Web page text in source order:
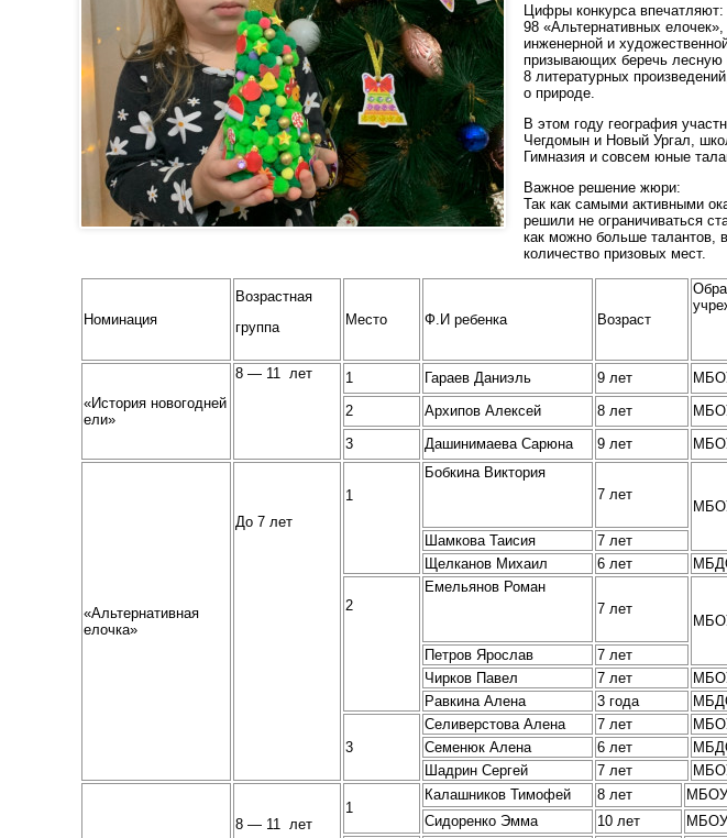
Цифры конкурса впечатляют:
98 «Альтернативных
инженерной и
призывающих беречь лесную
8 литературных
о природе.
В этом году география
Чегдомын и Новый Ургал,
Гимназия и совсем юные
Важное решение жюри:
Так как самыми активными
решили не ограничиваться
как можно больше талантов,
количество призовых мест.
Номинация
Возрастная
группа
Место Ф.И ребенка Возраст
«История новогодней
ели»
8 — 11 лет 1 Гараев Даниэль 9 лет
2
Архипов Алексей 8 лет
3
Дашинимаева Сарюна 9 лет
«Альтернативная
елочка»
До 7 лет
1
Бобкина Виктория
7 лет
Шамкова Таисия
7 лет
Щелканов Михаил
6 лет
2
Емельянов Роман
7 лет
Петров Ярослав
7 лет
Чирков Павел
7 лет
Равкина Алена
3 года
3
Селиверстова Алена 7 лет
Семенюк Алена
6 лет
Шадрин Сергей
7 лет
8 — 11 лет
1
Калашников Тимофей 8 лет
Сидоренко Эмма
10 лет